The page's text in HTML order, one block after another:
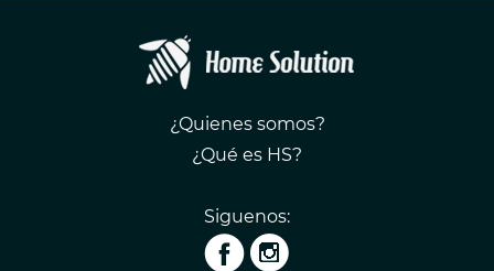
¿Quienes somos?
¿Qué es HS?
Siguenos: